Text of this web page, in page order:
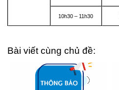
10h30 – 11h30
Bài viết cùng chủ đề: